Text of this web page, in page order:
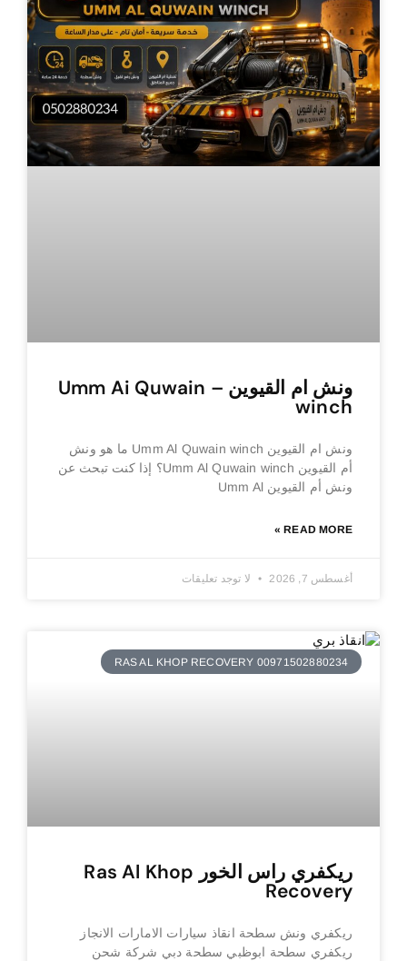
ونش ام القيوين – Umm Ai Quwain
winch
ونش ام القيوين Umm Al Quwain winch ما هو ونش
أم القيوين Umm Al Quwain winch؟ إذا كنت تبحث عن
ونش أم القيوين Umm Al
READ MORE »
أغسطس 7, 2026 لا توجد تعليقات
RAS AL KHOP RECOVERY 00971502880234
ريكفري راس الخور Ras Al Khop
Recovery
ريكفري ونش سطحة انقاذ سيارات الامارات الانجاز
ريكفري سطحة ابوظبي سطحة دبي شركة شحن